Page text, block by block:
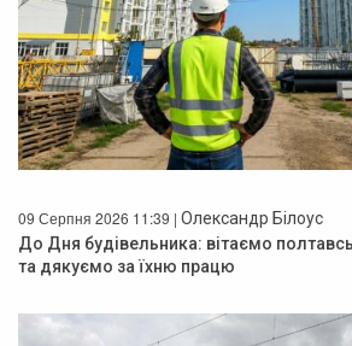
09 Серпня 2026 11:39 | Олександр Білоус
До Дня будівельника: вітаємо
та дякуємо за їхню працю